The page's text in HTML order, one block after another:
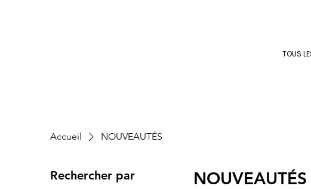
TOUS
Accueil NOUVEAUTÉS
Rechercher par NOUVEAUTÉS